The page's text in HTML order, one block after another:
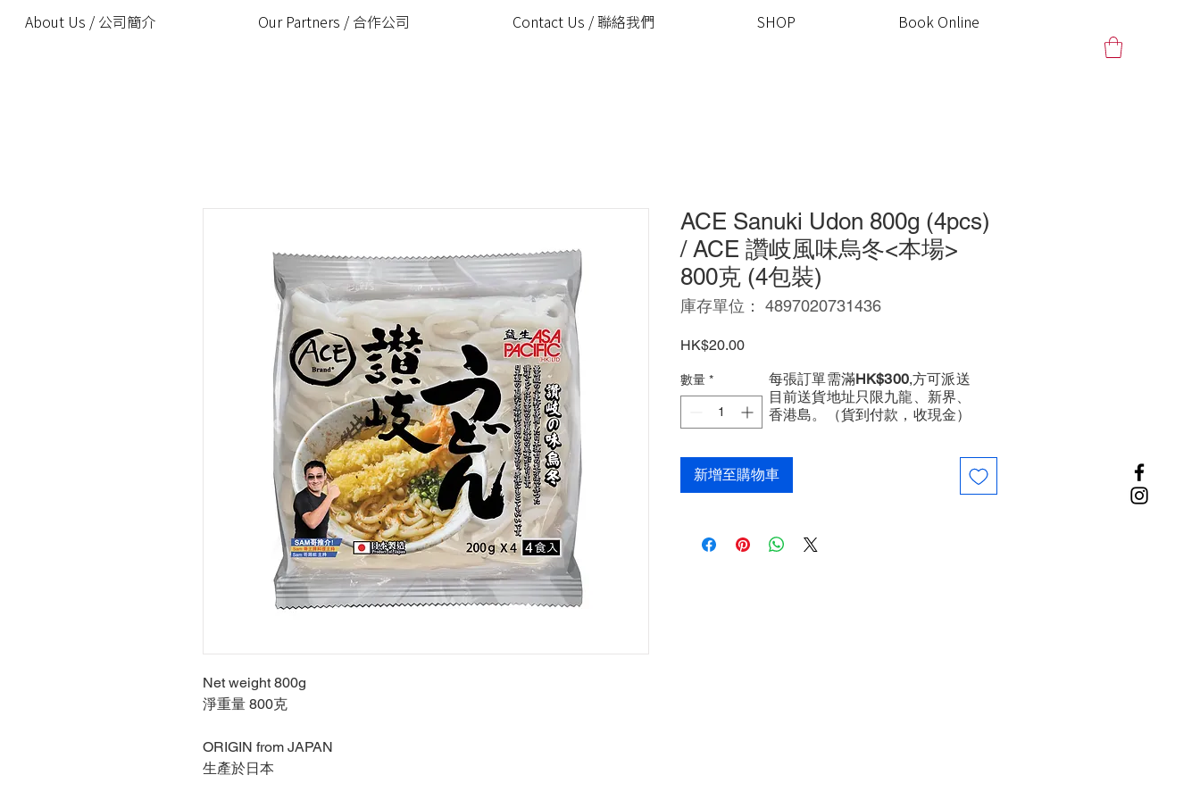
About Us / 公司簡介 Our Partners / 合作公司 Contact Us / 聯絡我們 SHOP Book Online
Net weight 800g
淨重量 800克
ORIGIN from JAPAN
生產於日本
ACE Sanuki Udon 800g (4pcs)
/ ACE 讚岐風味烏冬<本場>
800克 (4包裝)
庫存單位： 4897020731436
HK$20.00價
數量 *
新增至購物車
每張訂單需滿HK$300,方可派送
​目前送貨地址只限九龍、新界、
香港島。（貨到付款，收現金）